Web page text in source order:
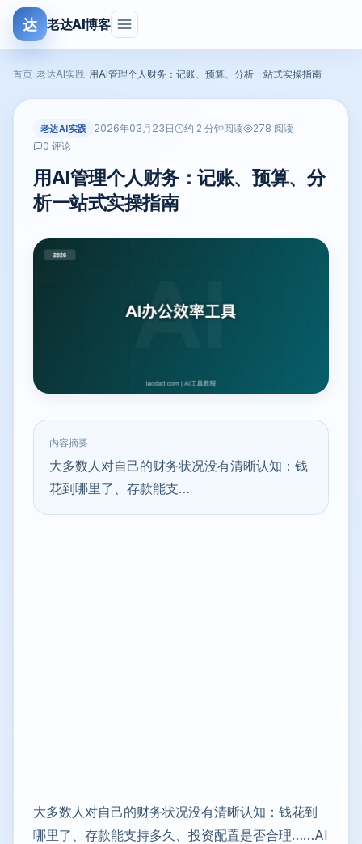
达 老达AI博客
首页 老达AI实践 用AI管理个人财务：记账、预算、分析一站式实操指南
老达AI实践 2026年03月23日 约 2 分钟阅读
278 阅读
0 评论
用AI管理个人财务：记账、预算、分
析一站式实操指南
内容摘要
大多数人对自己的财务状况没有清晰认知：钱
花到哪里了、存款能支…
大多数人对自己的财务状况没有清晰认知：钱花到
哪里了、存款能支持多久、投资配置是否合理……AI